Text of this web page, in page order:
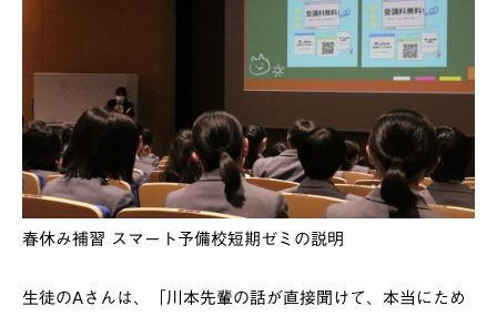
春休み補習 スマート予備校短期ゼミの説明
生徒のAさんは、「川本先輩の話が直接聞けて、本当にため